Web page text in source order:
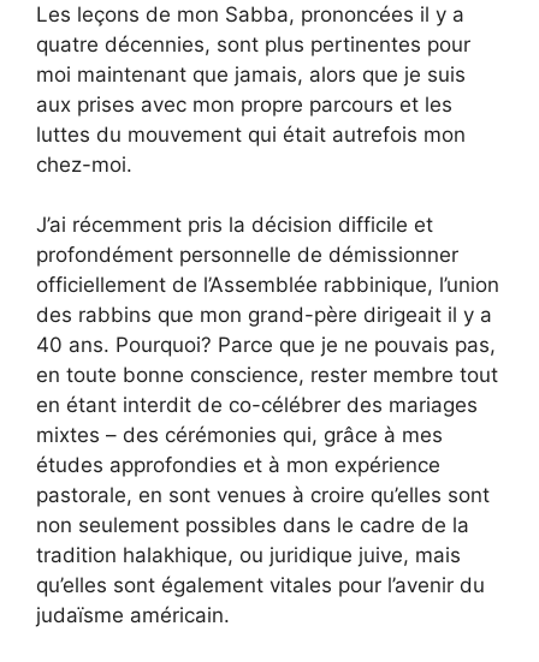
Les leçons de mon Sabba, prononcées il y a
quatre décennies, sont plus pertinentes pour
moi maintenant que jamais, alors que je suis
aux prises avec mon propre parcours et les
luttes du mouvement qui était autrefois mon
chez-moi.
J’ai récemment pris la décision difficile et
profondément personnelle de démissionner
officiellement de l’Assemblée rabbinique, l’union
des rabbins que mon grand-père dirigeait il y a
40 ans. Pourquoi? Parce que je ne pouvais pas,
en toute bonne conscience, rester membre tout
en étant interdit de co-célébrer des mariages
mixtes – des cérémonies qui, grâce à mes
études approfondies et à mon expérience
pastorale, en sont venues à croire qu’elles sont
non seulement possibles dans le cadre de la
tradition halakhique, ou juridique juive, mais
qu’elles sont également vitales pour l’avenir du
judaïsme américain.